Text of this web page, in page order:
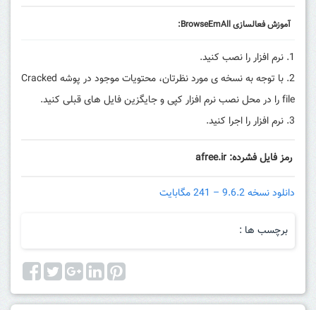
آموزش فعالسازی BrowseEmAll:
نرم افزار را نصب کنید.
با توجه به نسخه ی مورد نظرتان، محتویات موجود در پوشه Cracked
file را در محل نصب نرم افزار کپی و جایگزین فایل های قبلی کنید.
نرم افزار را اجرا کنید.
رمز فایل فشرده: afree.ir
دانلود نسخه 9.6.2 – 241 مگابایت
برچسب ها :